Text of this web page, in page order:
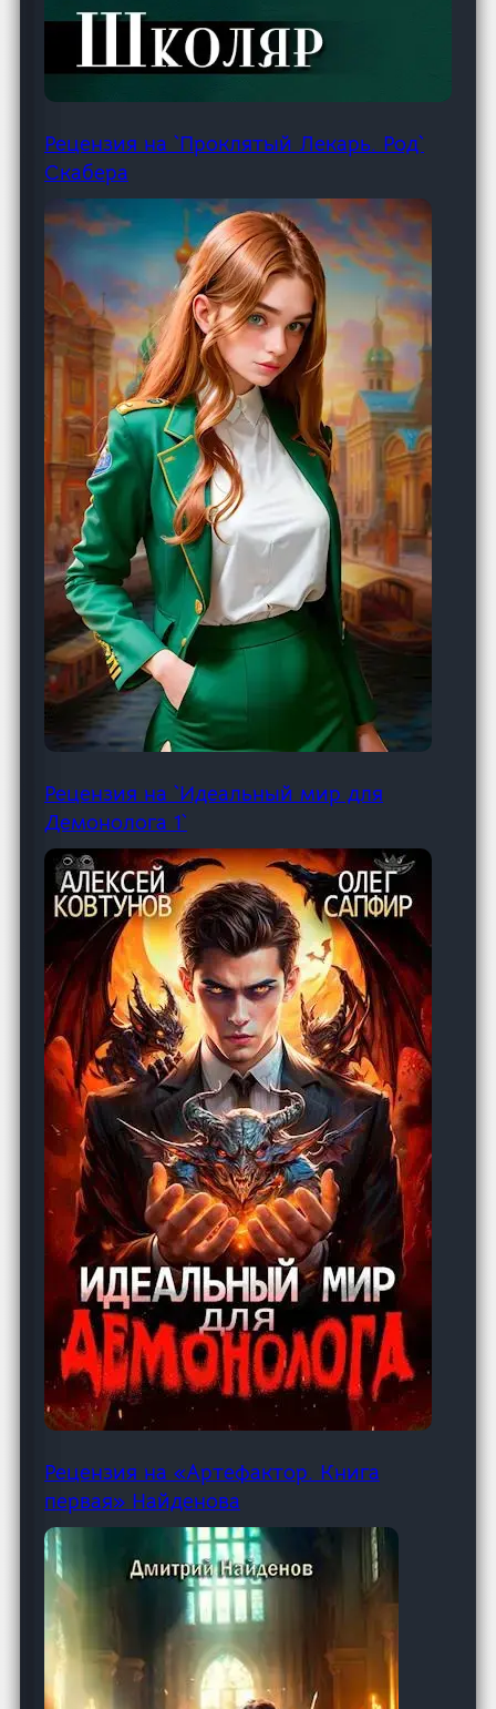
Рецензия на `Проклятый Лекарь. Род`
Скабера
Рецензия на `Идеальный мир для
Демонолога 1`
Рецензия на «Артефактор. Книга
первая» Найденова